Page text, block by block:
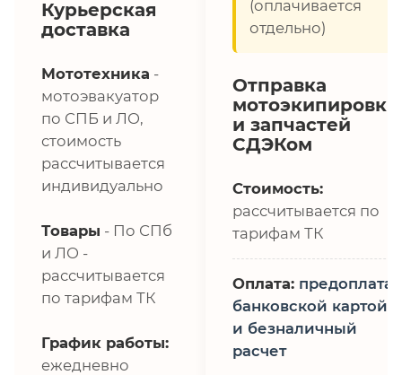
Курьерская
доставка
Мототехника -
мотоэвакуатор
по СПБ и ЛО,
стоимость
рассчитывается
индивидуально
Товары - По СПб
и ЛО -
рассчитывается
по тарифам ТК
График работы:
ежедневно
(оплачивается
отдельно)
Отправка
мотоэкипировки
и запчастей
СДЭКом
Стоимость:
рассчитывается по
тарифам ТК
Оплата: предоплата,
банковской картой
и безналичный
расчет